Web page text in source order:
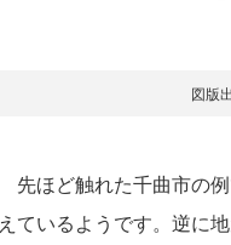
図版
先ほど触れた千曲市の
えているようです。逆に